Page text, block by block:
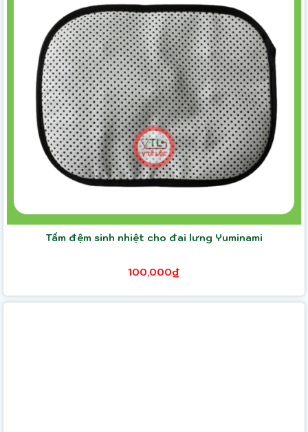
Tấm đệm sinh nhiệt cho đai lưng Yuminami
100,000₫